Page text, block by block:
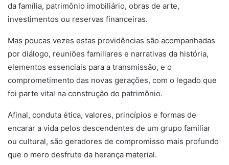
da família, patrimônio imobiliário, obras de arte,
investimentos ou reservas financeiras.
Mas poucas vezes estas providências são acompanhadas
por diálogo, reuniões familiares e narrativas da história,
elementos essenciais para a transmissão, e o
comprometimento das novas gerações, com o legado que
foi parte vital na construção do patrimônio.
Afinal, conduta ética, valores, princípios e formas de
encarar a vida pelos descendentes de um grupo familiar
ou cultural, são geradores de compromisso mais profundo
que o mero desfrute da herança material.